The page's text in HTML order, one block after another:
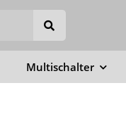
Multischalter